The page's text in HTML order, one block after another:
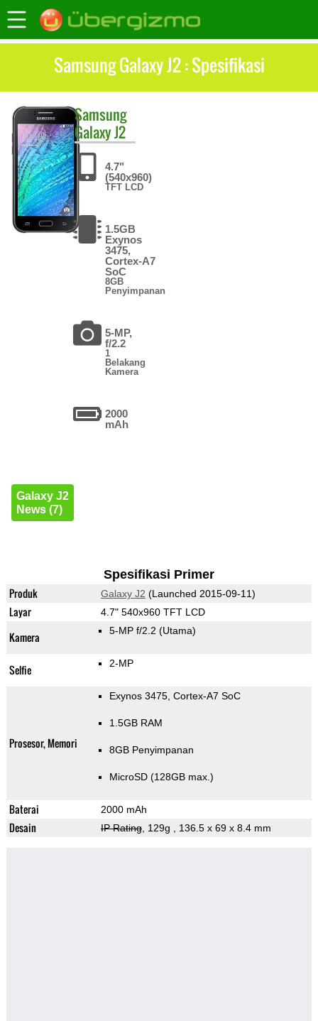
Samsung Galaxy J2 : Spesifikasi
Samsung
Galaxy J2
4.7"
(540x960)
TFT LCD
1.5GB
Exynos
3475,
Cortex-A7
SoC
8GB
Penyimpanan
5-MP,
f/2.2
1
Belakang
Kamera
2000
mAh
Galaxy J2
News (7)
Spesifikasi Primer
Produk Galaxy J2 (Launched 2015-09-11)
Layar 4.7" 540x960 TFT LCD
Kamera 5-MP f/2.2 (Utama)
Selfie 2-MP
Prosesor, Memori
Exynos 3475, Cortex-A7 SoC
1.5GB RAM
8GB Penyimpanan
MicroSD (128GB max.)
Baterai 2000 mAh
Desain IP Rating, 129g , 136.5 x 69 x 8.4 mm